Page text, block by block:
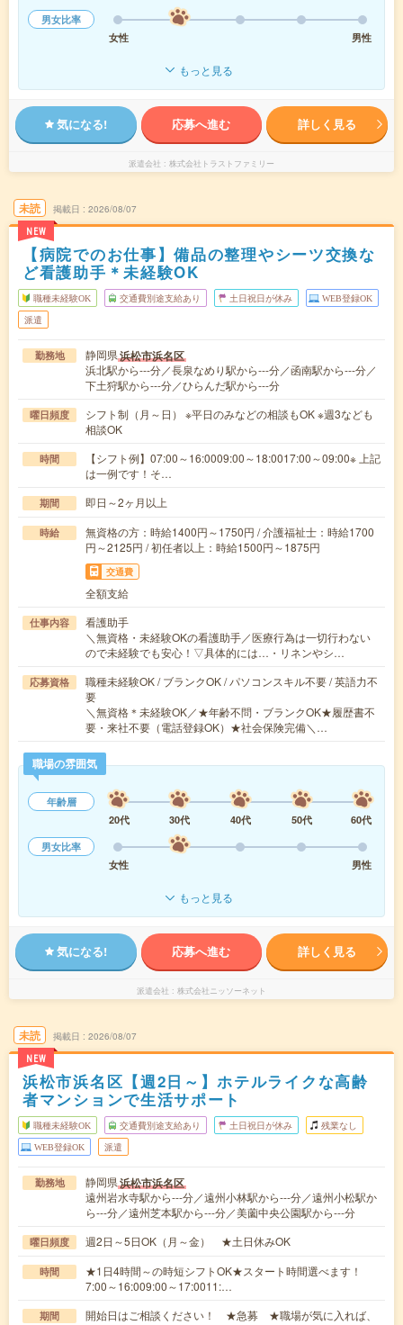
男女比率
女性
男性
もっと見る
気になる! 応募へ進む 詳しく見る
派遣会社 株式会社トラストファミリー
未読
NEW
掲載日 2026/08/07
【病院でのお仕事】備品の整理やシーツ交換な
ど看護助手＊未経験OK
職種未経験OK 交通費別途支給あり 土日祝日が休み WEB登録OK
派遣
勤務地 静岡県浜松市浜名区
浜北駅から---分／長泉なめり駅から---分／函南駅から---分／
下土狩駅から---分／ひらんだ駅から---分
曜日頻度
シフト制（月～日） ※平日のみなどの相談もOK ※週3なども
相談OK
時間
【シフト例】07:00～16:0009:00～18:0017:00～09:00※ 上記
は一例です！そ…
期間 即日～2ヶ月以上
時給
無資格の方：時給1400円～1750円 / 介護福祉士：時給1700
円～2125円 / 初任者以上：時給1500円～1875円
交通費
全額支給
仕事内容
看護助手
＼無資格・未経験OKの看護助手／医療行為は一切行わない
ので未経験でも安心！▽具体的には…・リネンやシ…
応募資格
職種未経験OK / ブランクOK / パソコンスキル不要 / 英語力不
要
＼無資格＊未経験OK／★年齢不問・ブランクOK★履歴書不
要・来社不要（電話登録OK）★社会保険完備＼…
職場の雰囲気
年齢層
20代
30代 40代 50代
60代
男女比率
女性
男性
もっと見る
気になる! 応募へ進む 詳しく見る
派遣会社 株式会社ニッソーネット
未読
NEW
掲載日 2026/08/07
浜松市浜名区【週2日～】ホテルライクな高齢
者マンションで生活サポート
職種未経験OK 交通費別途支給あり 土日祝日が休み 残業なし
WEB登録OK 派遣
勤務地 静岡県浜松市浜名区
遠州岩水寺駅から---分／遠州小林駅から---分／遠州小松駅か
ら---分／遠州芝本駅から---分／美薗中央公園駅から---分
曜日頻度 週2日～5日OK（月～金） ★土日休みOK
時間
★1日4時間～の時短シフトOK★スタート時間選べます！
7:00～16:009:00～17:0011:…
期間
開始日はご相談ください！ ★急募 ★職場が気に入れば、